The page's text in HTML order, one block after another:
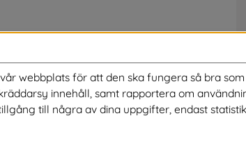
in. I forumet för
om, kommentera och följa
tar vi upp det för politisk
webbplats för att den ska fungera så bra
innehåll, samt rapportera om
till några av dina uppgifter, endast